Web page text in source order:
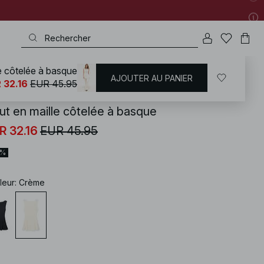
/ T-shirts | Tops / Hauts en maille
en maille côtelée à basque
32.16 EUR 45.95
: Crème
côtelée à basque
32.16 EUR 45.95 AJOUTER AU PANIER